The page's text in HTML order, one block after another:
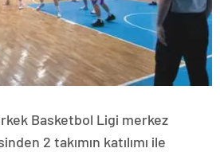
Basketbol Ligi merkez
2 takımın katılımı ile